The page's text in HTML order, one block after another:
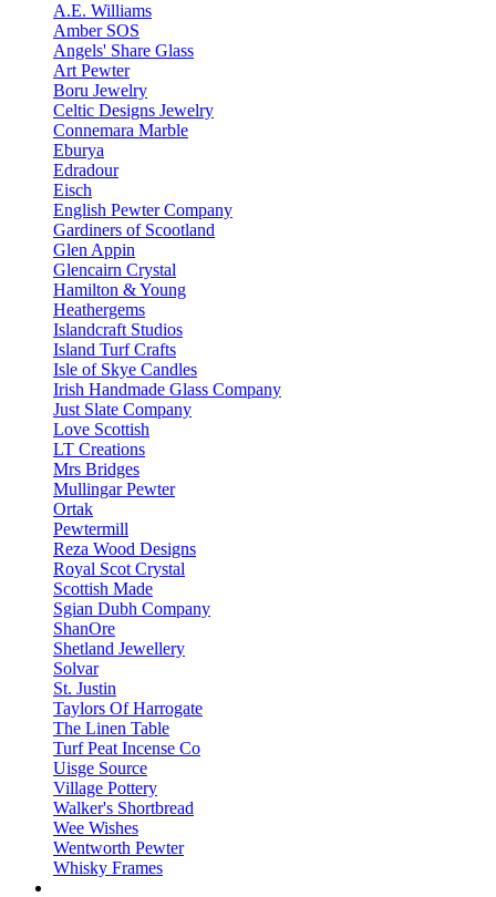
A.E. Williams
Amber SOS
Angels' Share Glass
Art Pewter
Boru Jewelry
Celtic Designs Jewelry
Connemara Marble
Eburya
Edradour
Eisch
English Pewter Company
Gardiners of Scootland
Glen Appin
Glencairn Crystal
Hamilton & Young
Heathergems
Islandcraft Studios
Island Turf Crafts
Isle of Skye Candles
Irish Handmade Glass Company
Just Slate Company
Love Scottish
LT Creations
Mrs Bridges
Mullingar Pewter
Ortak
Pewtermill
Reza Wood Designs
Royal Scot Crystal
Scottish Made
Sgian Dubh Company
ShanOre
Shetland Jewellery
Solvar
St. Justin
Taylors Of Harrogate
The Linen Table
Turf Peat Incense Co
Uisge Source
Village Pottery
Walker's Shortbread
Wee Wishes
Wentworth Pewter
Whisky Frames